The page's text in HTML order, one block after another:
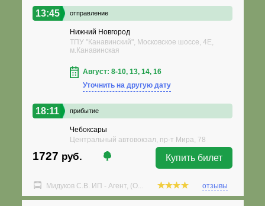
13:45 отправление
Нижний Новгород
ТПУ "Канавинский", Московское шоссе, 4Е,
м.Канавинская
Август: 8-10, 13, 14, 16
Уточнить на другую дату
18:11 прибытие
Чебоксары
Центральный автовокзал, пр-т Мира, 78
1727 руб. Купить билет
Мидуков С.В. ИП - Агент, (О... отзывы